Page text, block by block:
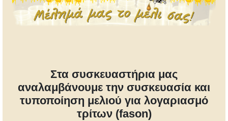
Στα συσκευαστήρια μας
αναλαμβάνουμε την συσκευασία και
τυποποίηση μελιού για λογαριασμό
τρίτων (fason)